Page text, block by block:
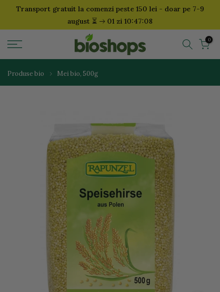
SariTransport gratuit la comenzi peste 150 lei - doar pe 7-9
august ⏳ 01 zi 10:47:08
0
Produse bio Mei bio, 500g